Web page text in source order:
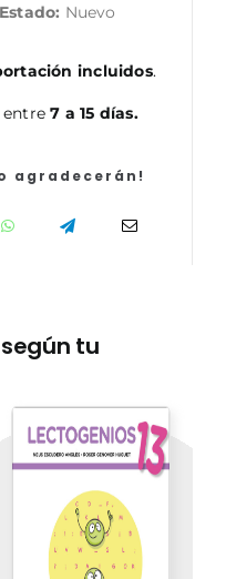
Estado: Nuevo
incluidos.
entre7 a 15 días.
agradecerán!
tu